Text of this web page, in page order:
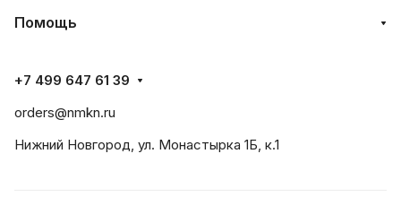
Помощь
+7 499 647 61 39
orders@nmkn.ru
Нижний Новгород, ул. Монастырка 1Б, к.1